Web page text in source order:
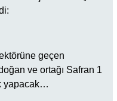
geçen
ve ortağı Safran 1
yapacak…